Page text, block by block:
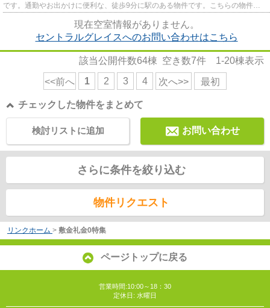
です。通勤やお出かけに便利な、徒歩9分に駅のある物件です。こちらの物件は
現在空室情報がありません。
セントラルグレイスへのお問い合わせはこちら
該当公開件数64棟 空き数7件 1-20棟表示
<<前へ 1 2 3 4 次へ>> 最初
チェックした物件をまとめて
お問い合わせ
検討リストに追加
さらに条件を絞り込む
物件リクエスト
リンクホーム > 敷金礼金0特集
ページトップに戻る
営業時間:10:00～18：30
定休日: 水曜日